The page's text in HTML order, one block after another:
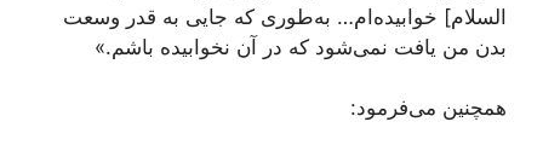
السلام] خوابیده‌ام… به‌طوری‌ که جایی به قدر وسعت
بدن من یافت نمی‌شود که در آن نخوابیده باشم.»
همچنین می‌فرمود: